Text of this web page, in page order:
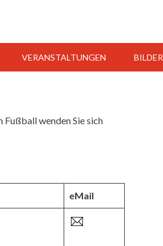
VERANSTALTUNGEN
wenden Sie sich
eMail